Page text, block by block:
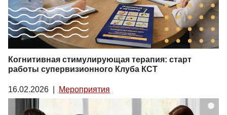
Когнитивная стимулирующая терапия: старт
работы супервизионного Клуба КСТ
16.02.2026 Мероприятия